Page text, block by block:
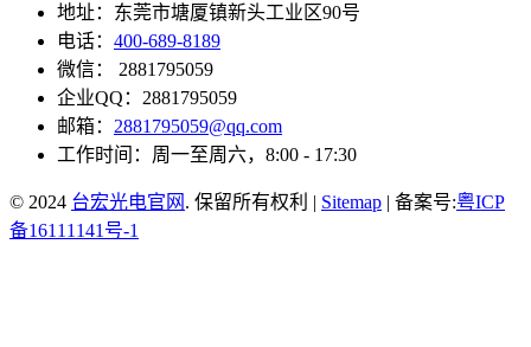
地址：东莞市塘厦镇新头工业区90号
电话： 400-689-8189
微信： 2881795059
企业QQ：2881795059
邮箱： 2881795059@qq.com
工作时间：周一至周六，8:00 - 17:30
© 2024 台宏光电官网 . 保留所有权利 | Sitemap | 备案号:粤ICP
备16111141号-1